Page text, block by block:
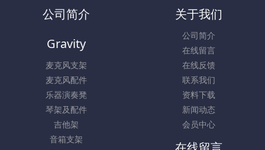
公司简介 关于我们
公司简介
在线留言
在线反馈
联系我们
资料下载
新闻动态
会员中心
Gravity
麦克风支架
麦克风配件
乐器演奏凳
琴架及配件
吉他架
音箱支架